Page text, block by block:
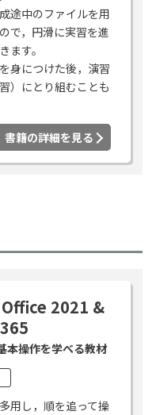
途中のファイルを用
で，円滑に実習を進
ます。
身につけた後，演習
）にとり組むことも
書籍の詳細を見る
Office 2021 &
本操作を学べる教材
用し，順を追って操